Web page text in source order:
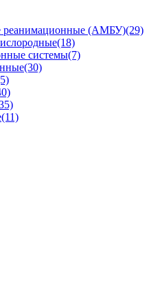
реанимационные (АМБУ)(29)
(18)
системы(7)
(30)
(11)